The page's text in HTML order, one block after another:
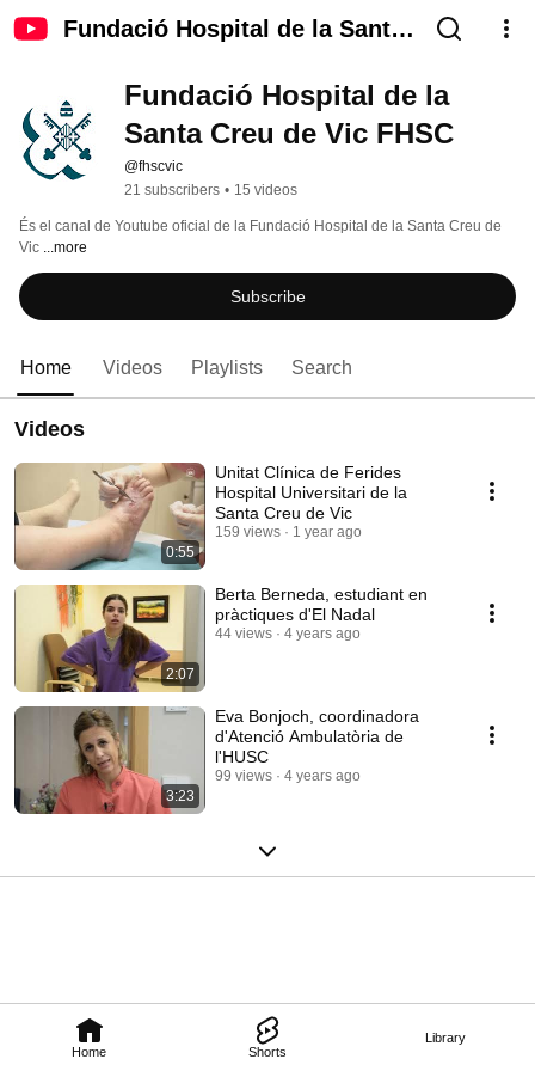
Fundació Hospital de la Santa
Home Shorts
Library
Fundació Hospital de la
Santa Creu de Vic FHSC
@fhscvic
21 subscribers • 15 videos
És el canal de Youtube oficial de la Fundació Hospital de la Santa Creu de
Vic ...more
Subscribe
Home Videos Playlists Search
Videos
0:55
Unitat Clínica de Ferides
Hospital Universitari de la
Santa Creu de Vic
159 views 1 year ago
2:07
Berta Berneda, estudiant en
pràctiques d'El Nadal
44 views 4 years ago
3:23
Eva Bonjoch, coordinadora
d'Atenció Ambulatòria de
l'HUSC
99 views 4 years ago